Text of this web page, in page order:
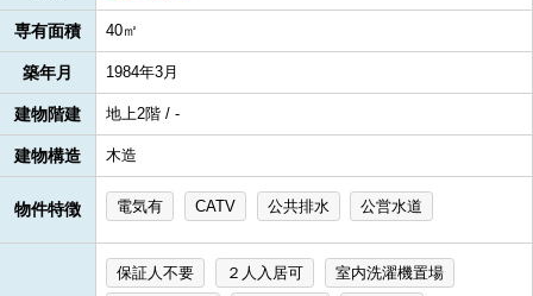
専有面積 40㎡
築年月 1984年3月
建物階建 地上2階 / -
建物構造 木造
物件特徴 電気有 CATV 公共排水 公営水道
保証人不要 ２人入居可
室内洗濯機置場